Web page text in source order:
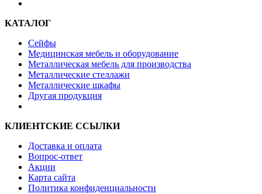
КАТАЛОГ
Сейфы
Медицинская мебель и оборудование
Металлическая мебель для производства
Металлические стеллажи
Металлические шкафы
Другая продукция
КЛИЕНТСКИЕ ССЫЛКИ
Доставка и оплата
Вопрос-ответ
Акции
Карта сайта
Политика конфиденциальности